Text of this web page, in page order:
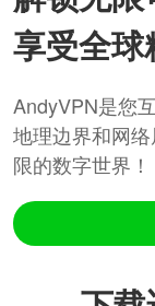
享受全球
AndyVPN是您
地理边界和网
限的数字世界！